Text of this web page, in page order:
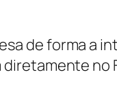
de forma a
no